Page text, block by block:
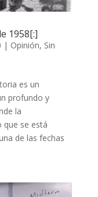
1958[:]
| Opinión, Sin
es un
profundo y
la
se está
de las fechas